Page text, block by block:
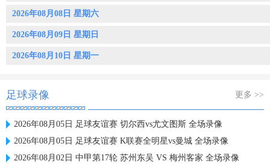
2026年08月08日 星期六
2026年08月09日 星期日
2026年08月10日 星期一
足球录像 更多 >>
2026年08月05日 足球友谊赛 切尔西vs尤文图斯 全场录像
2026年08月05日 足球友谊赛 K联赛全明星vs曼城 全场录像
2026年08月02日 中甲第17轮 苏州东吴 VS 梅州客家 全场录像